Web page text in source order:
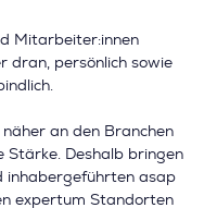
Mitarbeiter:innen
dran, persönlich sowie
an den Branchen
Stärke. Deshalb bringen
inhabergeführten asap
expertum Standorten